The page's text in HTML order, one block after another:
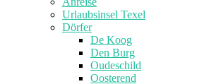
Urlaubsinsel Texel
Dörfer
De Koog
Den Burg
Oudeschild
Oosterend